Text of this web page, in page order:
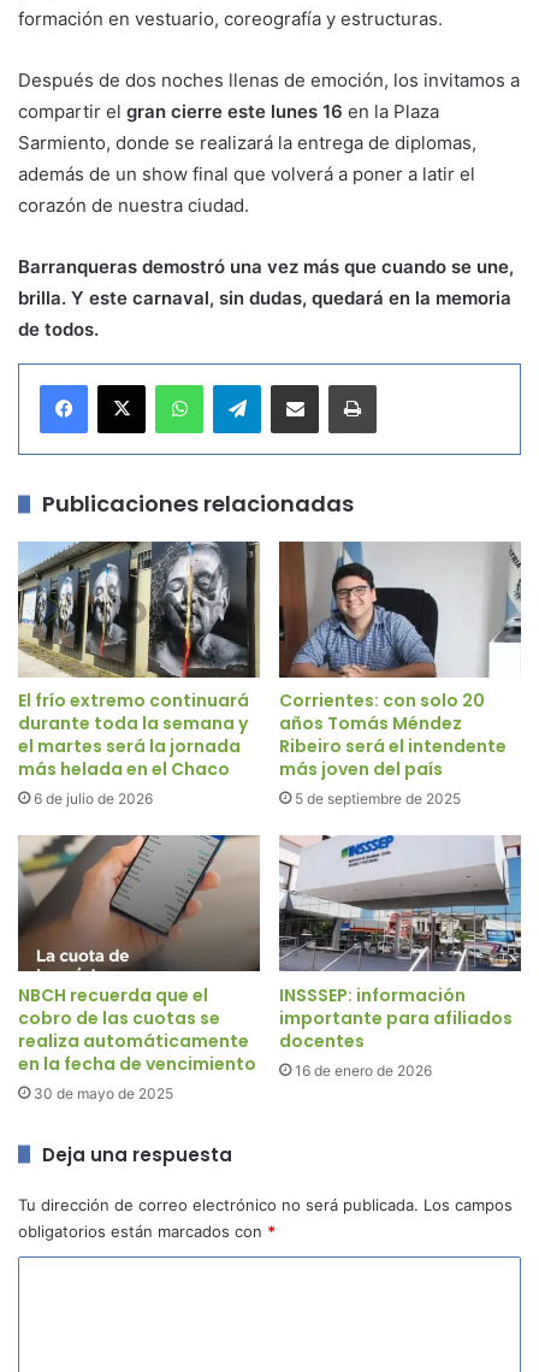
formación en vestuario, coreografía y estructuras.
Después de dos noches llenas de emoción, los invitamos a
compartir el gran cierre este lunes 16 en la Plaza
Sarmiento, donde se realizará la entrega de diplomas,
además de un show final que volverá a poner a latir el
corazón de nuestra ciudad.
Barranqueras demostró una vez más que cuando se une,
brilla. Y este carnaval, sin dudas, quedará en la memoria
de todos.
Telegram
Publicaciones relacionadas
El frío extremo continuará
durante toda la semana y
el martes será la jornada
más helada en el Chaco
6 de julio de 2026
Corrientes: con solo 20
años Tomás Méndez
Ribeiro será el intendente
más joven del país
5 de septiembre de 2025
NBCH recuerda que el
cobro de las cuotas se
realiza automáticamente
en la fecha de vencimiento
30 de mayo de 2025
INSSSEP: información
importante para afiliados
docentes
16 de enero de 2026
Deja una respuesta
Tu dirección de correo electrónico no será publicada. Los campos
obligatorios están marcados con *